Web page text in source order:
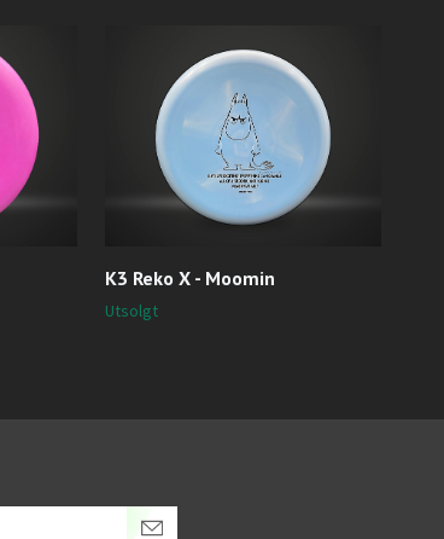
K3 Reko X - Moomin
Utsolgt